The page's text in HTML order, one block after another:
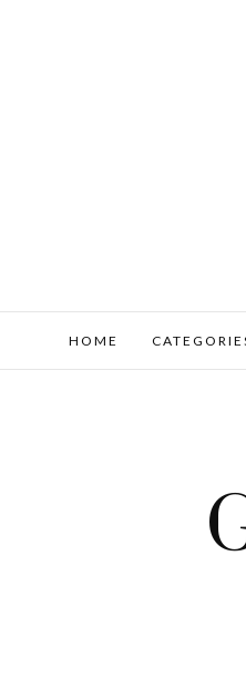
HOME